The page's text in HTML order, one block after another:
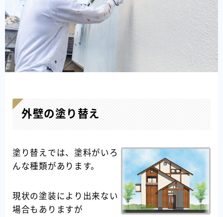
外壁の塗り替え
塗り替えでは、塗料がいろ
んな種類があります。
現状の塗装により出来ない
場合もありますが